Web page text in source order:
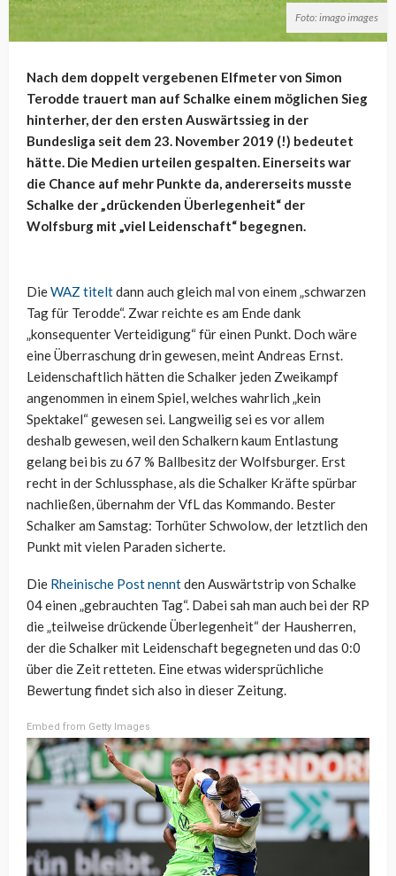
Foto: imago images
Nach dem doppelt vergebenen Elfmeter von Simon
Terodde trauert man auf Schalke einem möglichen Sieg
hinterher, der den ersten Auswärtssieg in der
Bundesliga seit dem 23. November 2019 (!) bedeutet
hätte. Die Medien urteilen gespalten. Einerseits war
die Chance auf mehr Punkte da, andererseits musste
Schalke der „drückenden Überlegenheit“ der
Wolfsburg mit „viel Leidenschaft“ begegnen.
DieWAZ titeltdann auch gleich mal von einem „schwarzen
Tag für Terodde“. Zwar reichte es am Ende dank
„konsequenter Verteidigung“ für einen Punkt. Doch wäre
eine Überraschung drin gewesen, meint Andreas Ernst.
Leidenschaftlich hätten die Schalker jeden Zweikampf
angenommen in einem Spiel, welches wahrlich „kein
Spektakel“ gewesen sei. Langweilig sei es vor allem
deshalb gewesen, weil den Schalkern kaum Entlastung
gelang bei bis zu 67 % Ballbesitz der Wolfsburger. Erst
recht in der Schlussphase, als die Schalker Kräfte spürbar
nachließen, übernahm der VfL das Kommando. Bester
Schalker am Samstag: Torhüter Schwolow, der letztlich den
Punkt mit vielen Paraden sicherte.
Die Rheinische Post nenntden Auswärtstrip von Schalke
04 einen „gebrauchten Tag“. Dabei sah man auch bei der RP
die „teilweise drückende Überlegenheit“ der Hausherren,
der die Schalker mit Leidenschaft begegneten und das 0:0
über die Zeit retteten. Eine etwas widersprüchliche
Bewertung findet sich also in dieser Zeitung.
Embed from Getty Images